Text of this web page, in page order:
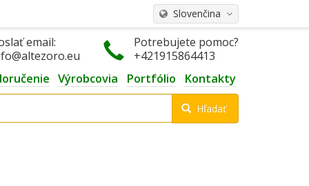
Slovenčina
email:
Potrebujete pomoc?
+421915864413
Výrobcovia Portfólio Kontakty
Hľadať